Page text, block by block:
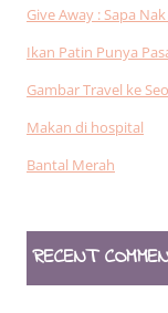
Give Away : Sapa
Ikan Patin Punya
Gambar Travel ke
Makan di hospital
Bantal Merah
RECENT